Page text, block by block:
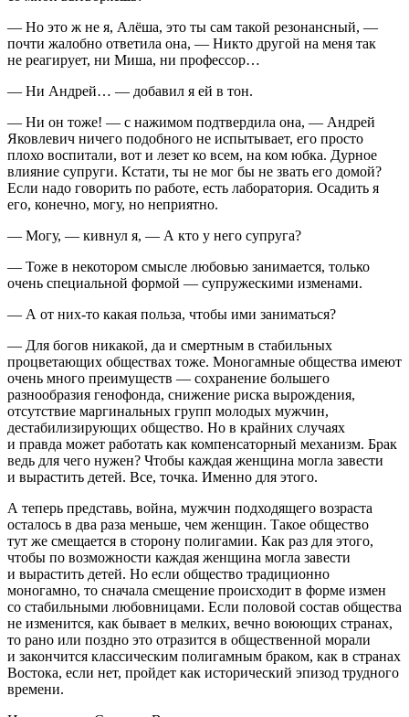
— Но это ж не я, Алёша, это ты сам такой резонансный, —
почти жалобно ответила она, — Никто другой на меня так
не реагирует, ни Миша, ни профессор…
— Ни Андрей… — добавил я ей в тон.
— Ни он тоже! — с нажимом подтвердила она, — Андрей
Яковлевич ничего подобного не испытывает, его просто
плохо воспитали, вот и лезет ко всем, на ком юбка. Дурное
влияние супруги. Кстати, ты не мог бы не звать его домой?
Если надо говорить по работе, есть лаборатория. Осадить я
его, конечно, могу, но неприятно.
— Могу, — кивнул я, — А кто у него супруга?
— Тоже в некотором смысле любовью занимается, только
очень специальной формой — супружескими изменами.
— А от них-то какая польза, чтобы ими заниматься?
— Для богов никакой, да и смертным в стабильных
процветающих обществах тоже. Моногамные общества имеют
очень много преимуществ — сохранение большего
разнообразия генофонда, снижение риска вырождения,
отсутствие маргинальных групп молодых мужчин,
дестабилизирующих общество. Но в крайних случаях
и правда может работать как компенсаторный механизм. Брак
ведь для чего нужен? Чтобы каждая женщина могла завести
и вырастить детей. Все, точка. Именно для этого.
А теперь представь, война, мужчин подходящего возраста
осталось в два раза меньше, чем женщин. Такое общество
тут же смещается в сторону полигамии. Как раз для этого,
чтобы по возможности каждая женщина могла завести
и вырастить детей. Но если общество традиционно
моногамно, то сначала смещение происходит в форме измен
со стабильными любовницами. Если половой состав общества
не изменится, как бывает в мелких, вечно воюющих странах,
то рано или поздно это отразится в общественной морали
и закончится классическим полигамным браком, как в странах
Востока, если нет, пройдет как исторический эпизод трудного
времени.